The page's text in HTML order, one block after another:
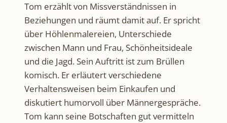
Tom erzählt von Missverständnissen in
Beziehungen und räumt damit auf. Er spricht
über Höhlenmalereien, Unterschiede
zwischen Mann und Frau, Schönheitsideale
und die Jagd. Sein Auftritt ist zum Brüllen
komisch. Er erläutert verschiedene
Verhaltensweisen beim Einkaufen und
diskutiert humorvoll über Männergespräche.
Tom kann seine Botschaften gut vermitteln